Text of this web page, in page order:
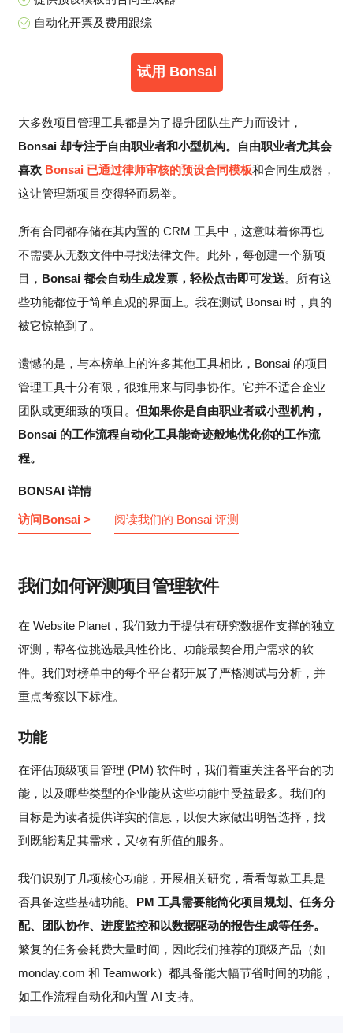
自动化开票及费用跟综
试用 Bonsai
大多数项目管理工具都是为了提升团队生产力而设计，
Bonsai 却专注于自由职业者和小型机构。自由职业者尤其会
喜欢 Bonsai 已通过律师审核的预设合同模板和合同生成器，
这让管理新项目变得轻而易举。
所有合同都存储在其内置的 CRM 工具中，这意味着你再也
不需要从无数文件中寻找法律文件。此外，每创建一个新项
目， Bonsai 都会自动生成发票，轻松点击即可发送。所有这
些功能都位于简单直观的界面上。我在测试 Bonsai 时，真的
被它惊艳到了。
遗憾的是，与本榜单上的许多其他工具相比，Bonsai 的项目
管理工具十分有限，很难用来与同事协作。它并不适合企业
团队或更细致的项目。 但如果你是自由职业者或小型机构，
Bonsai 的工作流程自动化工具能奇迹般地优化你的工作流
程。
BONSAI 详情
访问Bonsai > 阅读我们的 Bonsai 评测
我们如何评测项目管理软件
在 Website Planet，我们致力于提供有研究数据作支撑的独立
评测，帮各位挑选最具性价比、功能最契合用户需求的软
件。我们对榜单中的每个平台都开展了严格测试与分析，并
重点考察以下标准。
功能
在评估顶级项目管理 (PM) 软件时，我们着重关注各平台的功
能，以及哪些类型的企业能从这些功能中受益最多。我们的
目标是为读者提供详实的信息，以便大家做出明智选择，找
到既能满足其需求，又物有所值的服务。
我们识别了几项核心功能，开展相关研究，看看每款工具是
否具备这些基础功能。 PM 工具需要能简化项目规划、任务分
配、团队协作、进度监控和以数据驱动的报告生成等任务。
繁复的任务会耗费大量时间，因此我们推荐的顶级产品（如
monday.com 和 Teamwork）都具备能大幅节省时间的功能，
如工作流程自动化和内置 AI 支持。